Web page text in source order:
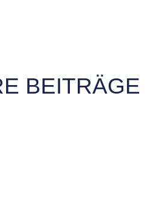
BEITRÄGE